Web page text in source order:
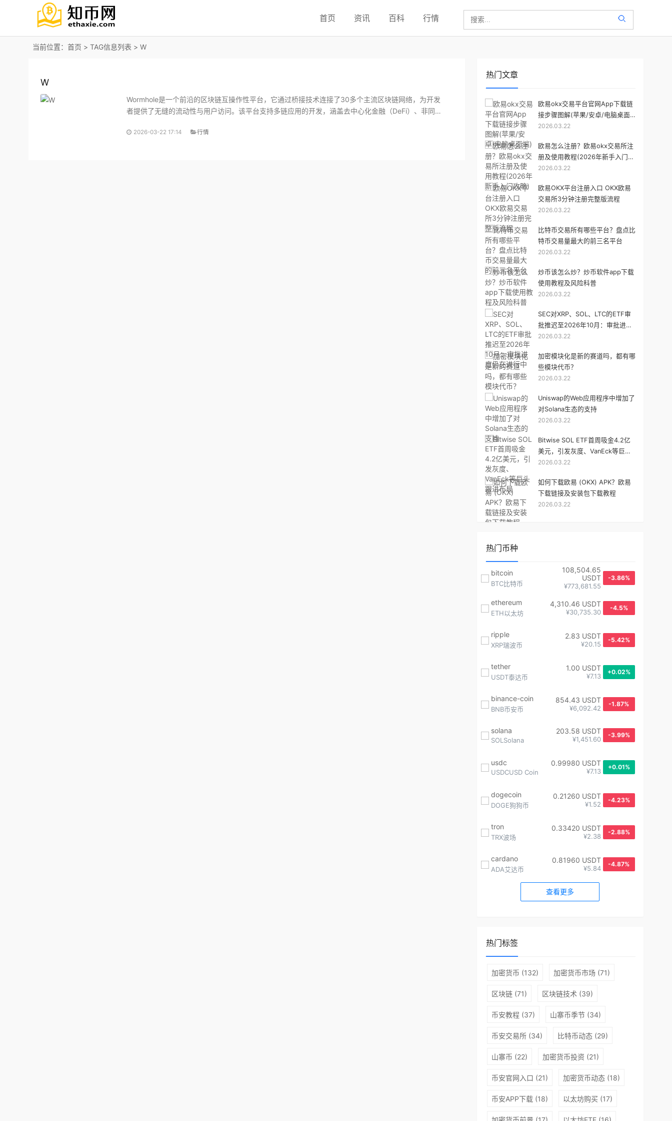
首页 资讯 百科 行情
当前位置： 首页 > TAG信息列表 > W
W
Wormhole是一个前沿的区块链互操作性平台，它通过桥接技术连接了30多个主流区块链网络，为开发
者提供了无缝的流动性与用户访问。该平台支持多链应用的开发，涵盖去中心化金融（DeFi）、非同质
链生态系统之间的
2026-03-22 17:14 行情
热门文章
欧易okx交易平台官网App下载链
接步骤图解(苹果/安卓/电脑桌面
端)
2026.03.22
欧易怎么注册？欧易okx交易所注
册及使用教程(2026年新手入门攻
略)
2026.03.22
欧易OKX平台注册入口 OKX欧易
交易所3分钟注册完整版流程
2026.03.22
比特币交易所有哪些平台？盘点比
特币交易量最大的前三名平台
2026.03.22
炒币该怎么炒？炒币软件app下载
使用教程及风险科普
2026.03.22
SEC对XRP、SOL、LTC的ETF审
批推迟至2026年10月：审批进度
仍在进行中
2026.03.22
加密模块化是新的赛道吗，都有哪
些模块代币？
2026.03.22
Uniswap的Web应用程序中增加了
对Solana生态的支持
2026.03.22
Bitwise SOL ETF首周吸金4.2亿
美元，引发灰度、VanEck等巨头
跟进布局
2026.03.22
如何下载欧易 (OKX) APK？欧易
下载链接及安装包下载教程
2026.03.22
热门币种
bitcoin
BTC比特币
108,504.65
USDT
¥773,681.55
-3.86%
ethereum
ETH以太坊
4,310.46 USDT
¥30,735.30
-4.5%
ripple
XRP瑞波币
2.83 USDT
¥20.15
-5.42%
tether
USDT泰达币
1.00 USDT
¥7.13
+0.02%
binance-coin
BNB币安币
854.43 USDT
¥6,092.42
-1.87%
solana
SOLSolana
203.58 USDT
¥1,451.60
-3.99%
usdc
USDCUSD Coin
0.99980 USDT
¥7.13
+0.01%
dogecoin
DOGE狗狗币
0.21260 USDT
¥1.52
-4.23%
tron
TRX波场
0.33420 USDT
¥2.38
-2.88%
cardano
ADA艾达币
0.81960 USDT
¥5.84
-4.87%
查看更多
热门标签
加密货币 (132) 加密货币市场 (71)
区块链(71) 区块链技术 (39)
币安教程(37) 山寨币季节(34)
币安交易所(34) 比特币动态(29)
山寨币 (22) 加密货币投资 (21)
币安官网入口 (21) 加密货币动态(18)
币安APP下载(18) 以太坊购买 (17)